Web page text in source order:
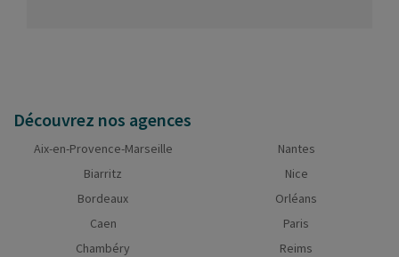
Découvrez nos agences
Aix-en-Provence-Marseille
Biarritz
Bordeaux
Caen
Chambéry
Nantes
Nice
Orléans
Paris
Reims